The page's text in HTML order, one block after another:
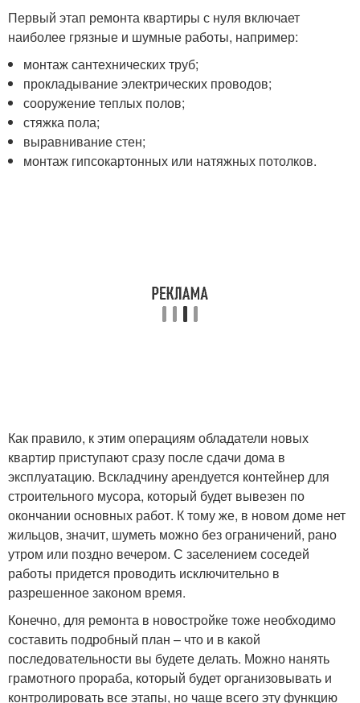
Первый этап ремонта квартиры с нуля включает
наиболее грязные и шумные работы, например:
монтаж сантехнических труб;
прокладывание электрических проводов;
сооружение теплых полов;
стяжка пола;
выравнивание стен;
монтаж гипсокартонных или натяжных потолков.
Как правило, к этим операциям обладатели новых
квартир приступают сразу после сдачи дома в
эксплуатацию. Вскладчину арендуется контейнер для
строительного мусора, который будет вывезен по
окончании основных работ. К тому же, в новом доме нет
жильцов, значит, шуметь можно без ограничений, рано
утром или поздно вечером. С заселением соседей
работы придется проводить исключительно в
разрешенное законом время.
Конечно, для ремонта в новостройке тоже необходимо
составить подробный план – что и в какой
последовательности вы будете делать. Можно нанять
грамотного прораба, который будет организовывать и
контролировать все этапы, но чаще всего эту функцию